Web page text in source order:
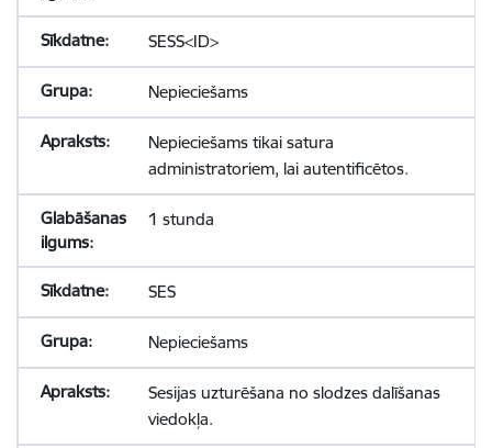
SESS<ID>
Nepieciešams
Nepieciešams tikai satura
administratoriem, lai autentificētos.
1 stunda
SES
Nepieciešams
Sesijas uzturēšana no slodzes dalīšanas
viedokļa.